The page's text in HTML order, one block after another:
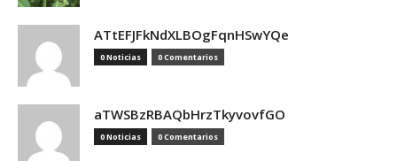
ATtEFJFkNdXLBOgFqnHSwYQe
0 Noticias 0 Comentarios
aTWSBzRBAQbHrzTkyvovfGO
0 Noticias 0 Comentarios